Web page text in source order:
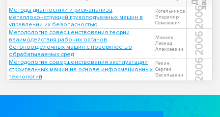
Методы диагностики и риск-анализа
металлоконструкций грузоподъемных машин в
управлении их безопасностью
Котельников,
Владимир
Семенович
2006
Методология совершенствования теории
взаимодействия рабочих органов
бетоноотделочных машин с поверхностью
обрабатываемых сред
Мамаев,
Леонид
Алексеевич
2006
Методология совершенствования эксплуатации
строительных машин на основе информационных
технологий
Репин,
Сергей
Васильевич
2006